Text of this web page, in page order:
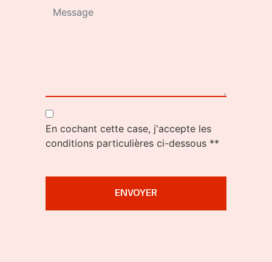
En cochant cette case, j'accepte les
conditions particulières ci-dessous **
ENVOYER